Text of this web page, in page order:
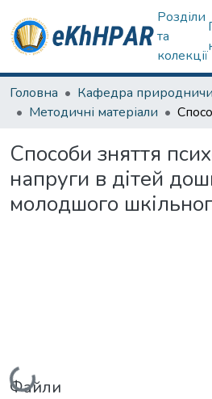
Розділи
та
колекції
Головна
Методичні матеріали
Способи зняття
напруги в дітей
молодшого
Вантажиться...
Файли